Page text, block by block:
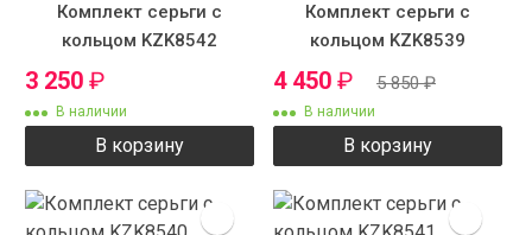
Комплект серьги с
кольцом KZK8542
3 250 ₽
В наличии
В корзину
Комплект серьги с
кольцом KZK8539
4 450 ₽ 5 850₽
В наличии
В корзину